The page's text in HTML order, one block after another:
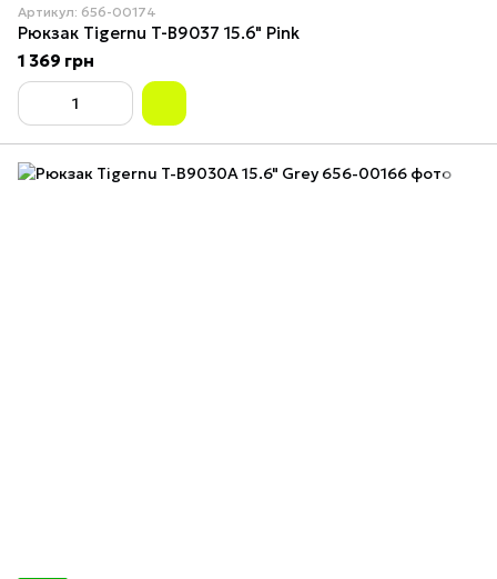
Артикул: 656-00174
Рюкзак Tigernu T-B9037 15.6" Pink
1 369 грн